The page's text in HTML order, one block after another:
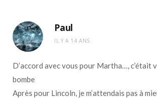
Paul
IL Y A 14 ANS
D’accord avec vous pour Martha…, c’était
bombe
Après pour Lincoln, je m’attendais pas à